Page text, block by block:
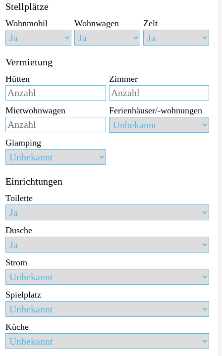
Stellplätze
Wohnmobil Wohnwagen Zelt
Vermietung
Hütten Zimmer
Mietwohnwagen Ferienhäuser/-wohnungen
Glamping
Einrichtungen
Toilette
Dusche
Strom
Spielplatz
Küche